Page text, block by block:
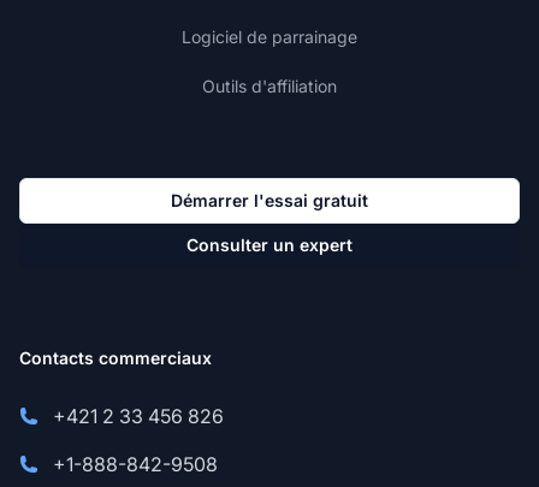
Logiciel de parrainage
Outils d'affiliation
Démarrer l'essai gratuit
Consulter un expert
Contacts commerciaux
+421 2 33 456 826
+1-888-842-9508